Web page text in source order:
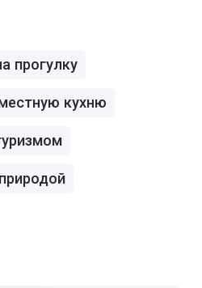
прогулку
кухню